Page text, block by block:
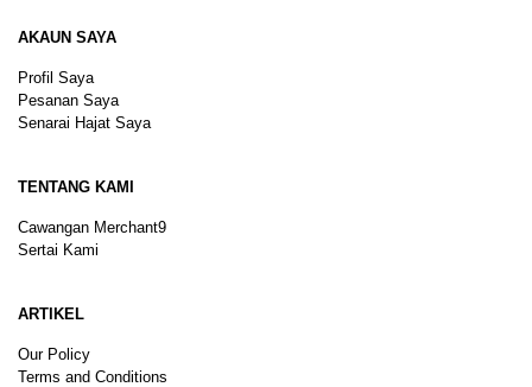
AKAUN SAYA
Profil Saya
Pesanan Saya
Senarai Hajat Saya
TENTANG KAMI
Cawangan Merchant9
Sertai Kami
ARTIKEL
Our Policy
Terms and Conditions